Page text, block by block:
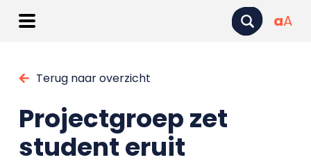
aA
Terug naar overzicht
Projectgroep zet
student eruit